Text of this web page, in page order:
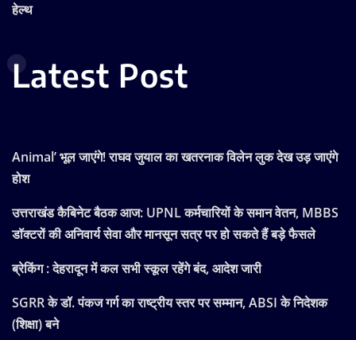
हेल्थ
Latest Post
Animal’ भूल जाएंगे! राघव जुयाल का खतरनाक विलेन लुक देख उड़ जाएंगे
होश
उत्तराखंड कैबिनेट बैठक आज: UPNL कर्मचारियों के समान वेतन, MBBS
डॉक्टरों की अनिवार्य सेवा और मानसून सत्र पर हो सकते हैं बड़े फैसले
ब्रेकिंग : देहरादून में कल सभी स्कूल रहेंगे बंद, आदेश जारी
SGRR के डॉ. पंकज गर्ग का राष्ट्रीय स्तर पर सम्मान, ABSI के निदेशक
(शिक्षा) बने